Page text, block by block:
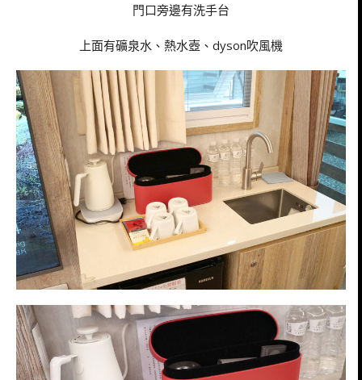
門口旁邊有洗手台
上面有礦泉水、熱水壺、dyson吹風機